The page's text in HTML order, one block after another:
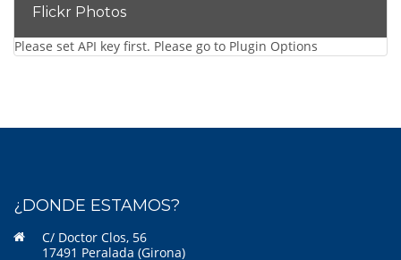
Flickr Photos
Please set API key first. Please go to Plugin Options
¿DONDE ESTAMOS?
C/ Doctor Clos, 56
17491 Peralada (Girona)